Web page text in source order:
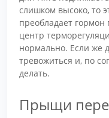
слишком высоко, то
преобладает
центр
нормально. Если же
тревожиться и, по
делать.
Прыщи